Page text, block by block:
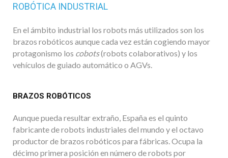
ROBÓTICA INDUSTRIAL
En el ámbito industrial los robots más utilizados son los
brazos robóticos aunque cada vez están cogiendo mayor
protagonismo los cobots(robots colaborativos) y los
vehículos de guiado automático o AGVs.
BRAZOS ROBÓTICOS
Aunque pueda resultar extraño, España es el quinto
fabricante de robots industriales del mundo y el octavo
productor de brazos robóticos para fábricas. Ocupa la
décimo primera posición en número de robots por